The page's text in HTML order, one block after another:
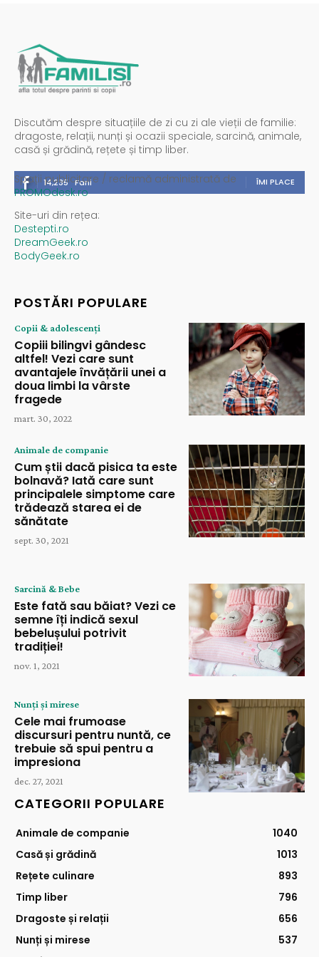
Discutăm despre situațiile de zi cu zi ale vieții de familie:
dragoste, relații, nunți și ocazii speciale, sarcină, animale,
casă și grădină, rețete și timp liber.
14,235 Fani ÎMI PLACE
Spații publicitare / reclamă administrată de
PROMOdesk.ro
Site-uri din rețea:
Destepti.ro
DreamGeek.ro
BodyGeek.ro
POSTĂRI POPULARE
Copii & adolescenți
Copiii bilingvi gândesc
altfel! Vezi care sunt
avantajele învățării unei a
doua limbi la vârste
fragede
mart. 30, 2022
Animale de companie
Cum știi dacă pisica ta este
bolnavă? Iată care sunt
principalele simptome care
trădează starea ei de
sănătate
sept. 30, 2021
Sarcină & Bebe
Este fată sau băiat? Vezi ce
semne îți indică sexul
bebelușului potrivit
tradiției!
nov. 1, 2021
Nunți și mirese
Cele mai frumoase
discursuri pentru nuntă, ce
trebuie să spui pentru a
impresiona
dec. 27, 2021
CATEGORII POPULARE
Animale de companie
1040
Casă și grădină
1013
Rețete culinare
893
Timp liber
796
Dragoste și relații
656
Nunți și mirese
537